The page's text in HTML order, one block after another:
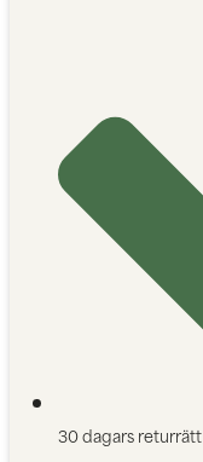
30 dagars returrätt